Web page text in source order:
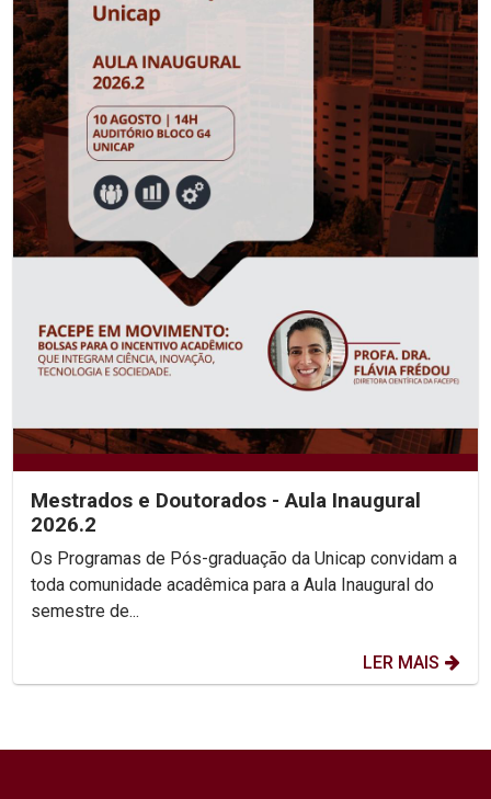
Mestrados e Doutorados - Aula Inaugural
2026.2
Os Programas de Pós-graduação da Unicap convidam a
toda comunidade acadêmica para a Aula Inaugural do
semestre de...
LER MAIS